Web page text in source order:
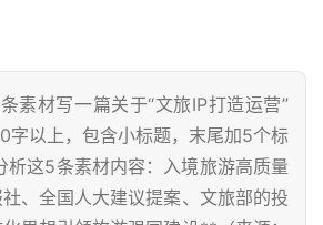
素材写一篇关于“文旅IP打造运营”
字以上，包含小标题，末尾加5个标
析这5条素材内容：入境旅游高质量
、全国人大建议提案、文旅部的投